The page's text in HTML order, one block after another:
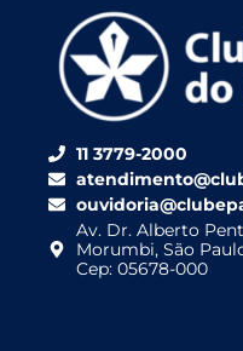
11 3779-2000
Av. Dr. Alberto
Morumbi, São
Cep: 05678-000